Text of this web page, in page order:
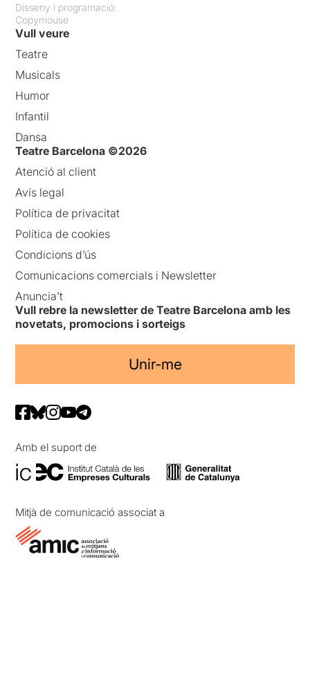
Disseny i programació:
Copymouse
Vull veure
Teatre
Musicals
Humor
Infantil
Dansa
Teatre Barcelona ©2026
Atenció al client
Avís legal
Política de privacitat
Política de cookies
Condicions d’ús
Comunicacions comercials i Newsletter
Anuncia’t
Vull rebre la newsletter de Teatre Barcelona amb les
novetats, promocions i sorteigs
Unir-me
Amb el suport de
Mitjà de comunicació associat a